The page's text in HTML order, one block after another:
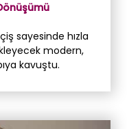
sayesinde hızla
modern,
kavuştu.